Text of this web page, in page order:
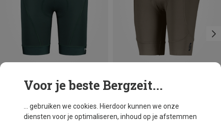
Je bespaart 40% Je bespaart 43%
Voor je beste Bergzeit...
... gebruiken we cookies. Hierdoor kunnen we onze
diensten voor je optimaliseren, inhoud op je afstemmen